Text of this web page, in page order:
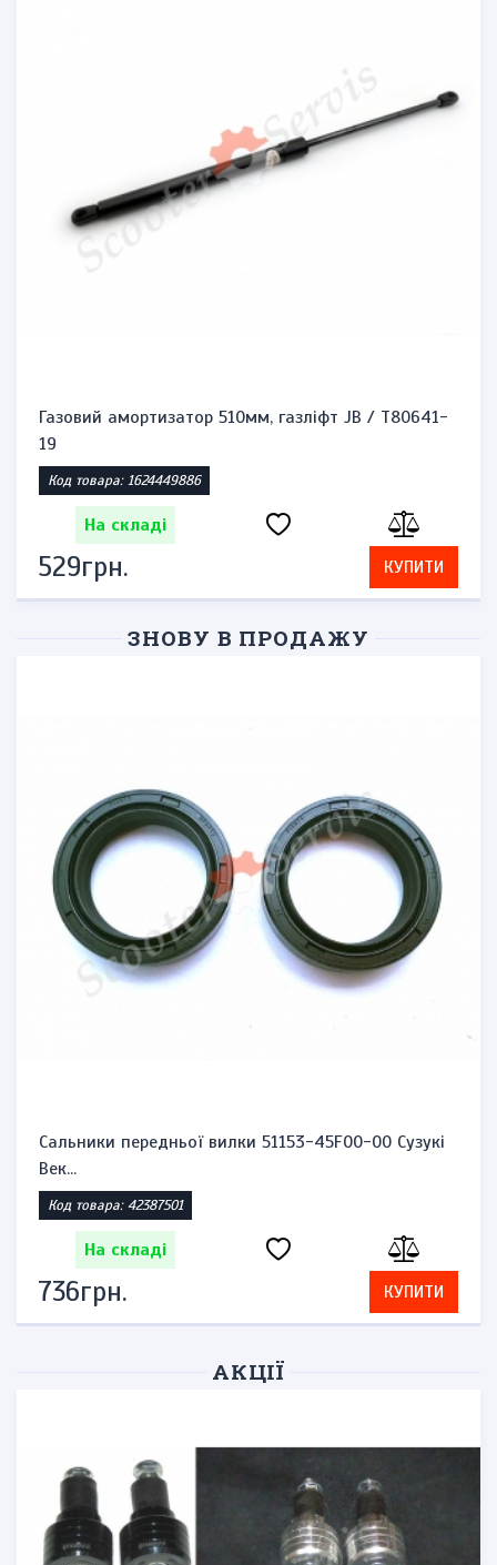
Газовий амортизатор 510мм, газлiфт JB / T80641-
19
Код товара: 1624449886
На складі
529грн. КУПИТИ
ЗНОВУ В ПРОДАЖУ
Сальники передньої вилки 51153-45F00-00 Сузукі
Век...
Код товара: 42387501
На складі
736грн. КУПИТИ
АКЦІЇ